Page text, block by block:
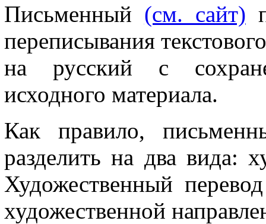
Письменный (см. сайт)
переписывания
на русский с
исходного материала.
Как правило,
разделить на два вида:
Художественный
художественной